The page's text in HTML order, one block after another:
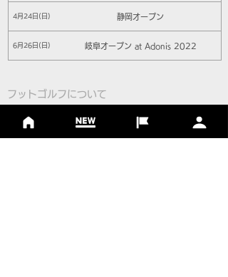
4月24日(日) 静岡オープン
6月26日(日) 岐阜オープン at Adonis 2022
フットゴルフについて
基本ルール